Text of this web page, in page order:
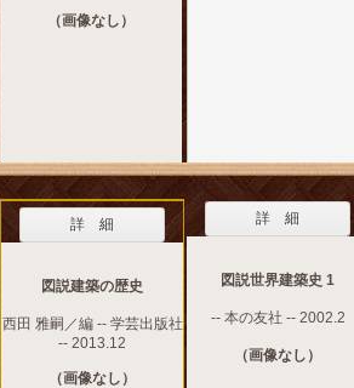
（画像なし）
詳 細
図説建築の歴史
西田 雅嗣／編 -- 学芸出版社
-- 2013.12
（画像なし）
詳 細
図説世界建築史 1
-- 本の友社 -- 2002.2
（画像なし）